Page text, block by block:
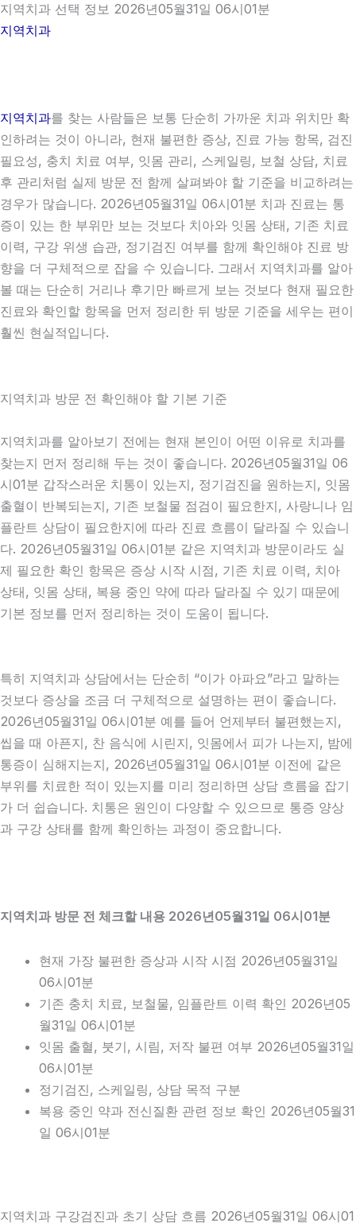
지역치과 선택 정보 2026년05월31일 06시01분
지역치과
지역치과를 찾는 사람들은 보통 단순히 가까운 치과 위치만 확
인하려는 것이 아니라, 현재 불편한 증상, 진료 가능 항목, 검진
필요성, 충치 치료 여부, 잇몸 관리, 스케일링, 보철 상담, 치료
후 관리처럼 실제 방문 전 함께 살펴봐야 할 기준을 비교하려는
경우가 많습니다. 2026년05월31일 06시01분 치과 진료는 통
증이 있는 한 부위만 보는 것보다 치아와 잇몸 상태, 기존 치료
이력, 구강 위생 습관, 정기검진 여부를 함께 확인해야 진료 방
향을 더 구체적으로 잡을 수 있습니다. 그래서 지역치과를 알아
볼 때는 단순히 거리나 후기만 빠르게 보는 것보다 현재 필요한
진료와 확인할 항목을 먼저 정리한 뒤 방문 기준을 세우는 편이
훨씬 현실적입니다.
지역치과 방문 전 확인해야 할 기본 기준
지역치과를 알아보기 전에는 현재 본인이 어떤 이유로 치과를
찾는지 먼저 정리해 두는 것이 좋습니다. 2026년05월31일 06
시01분 갑작스러운 치통이 있는지, 정기검진을 원하는지, 잇몸
출혈이 반복되는지, 기존 보철물 점검이 필요한지, 사랑니나 임
플란트 상담이 필요한지에 따라 진료 흐름이 달라질 수 있습니
다. 2026년05월31일 06시01분 같은 지역치과 방문이라도 실
제 필요한 확인 항목은 증상 시작 시점, 기존 치료 이력, 치아
상태, 잇몸 상태, 복용 중인 약에 따라 달라질 수 있기 때문에
기본 정보를 먼저 정리하는 것이 도움이 됩니다.
특히 지역치과 상담에서는 단순히 “이가 아파요”라고 말하는
것보다 증상을 조금 더 구체적으로 설명하는 편이 좋습니다.
2026년05월31일 06시01분 예를 들어 언제부터 불편했는지,
씹을 때 아픈지, 찬 음식에 시린지, 잇몸에서 피가 나는지, 밤에
통증이 심해지는지, 2026년05월31일 06시01분 이전에 같은
부위를 치료한 적이 있는지를 미리 정리하면 상담 흐름을 잡기
가 더 쉽습니다. 치통은 원인이 다양할 수 있으므로 통증 양상
과 구강 상태를 함께 확인하는 과정이 중요합니다.
지역치과 방문 전 체크할 내용 2026년05월31일 06시01분
현재 가장 불편한 증상과 시작 시점 2026년05월31일
06시01분
기존 충치 치료, 보철물, 임플란트 이력 확인 2026년05
월31일 06시01분
잇몸 출혈, 붓기, 시림, 저작 불편 여부 2026년05월31일
06시01분
정기검진, 스케일링, 상담 목적 구분
복용 중인 약과 전신질환 관련 정보 확인 2026년05월31
일 06시01분
지역치과 구강검진과 초기 상담 흐름 2026년05월31일 06시01